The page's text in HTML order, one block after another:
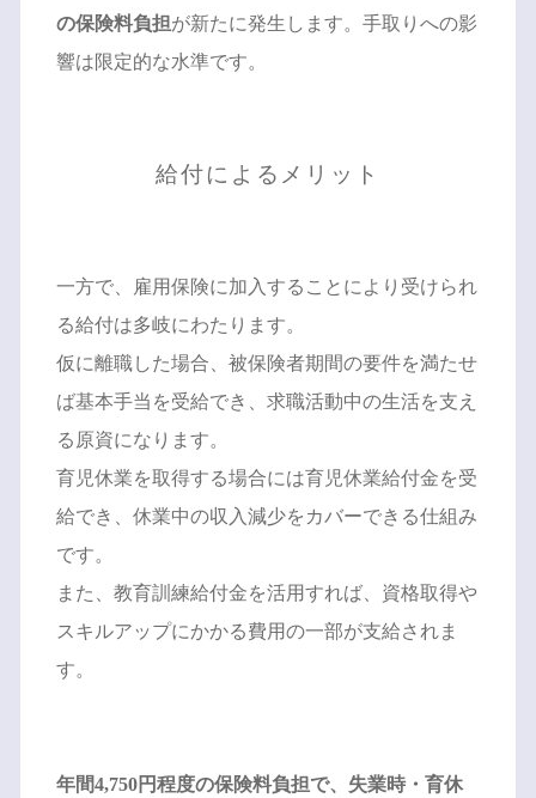
の保険料負担が新たに発生します。手取りへの影
響は限定的な水準です。
給付によるメリット
一方で、雇用保険に加入することにより受けられ
る給付は多岐にわたります。
仮に離職した場合、被保険者期間の要件を満たせ
ば基本手当を受給でき、求職活動中の生活を支え
る原資になります。
育児休業を取得する場合には育児休業給付金を受
給でき、休業中の収入減少をカバーできる仕組み
です。
また、教育訓練給付金を活用すれば、資格取得や
スキルアップにかかる費用の一部が支給されま
す。
年間4,750円程度の保険料負担で、失業時・育休